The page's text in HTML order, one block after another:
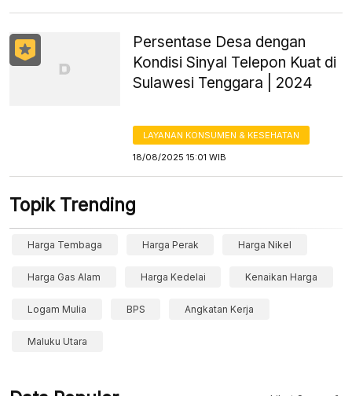
Persentase Desa dengan
Kondisi Sinyal Telepon Kuat di
Sulawesi Tenggara | 2024
LAYANAN KONSUMEN & KESEHATAN
18/08/2025 15:01 WIB
Topik Trending
Harga Tembaga Harga Perak Harga Nikel
Harga Gas Alam Harga Kedelai Kenaikan Harga
Logam Mulia BPS Angkatan Kerja
Maluku Utara